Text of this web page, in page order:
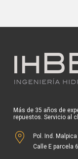
Más de 35 años de
repuestos. Servicio al
Pol. Ind. Malpica
Calle E parcela